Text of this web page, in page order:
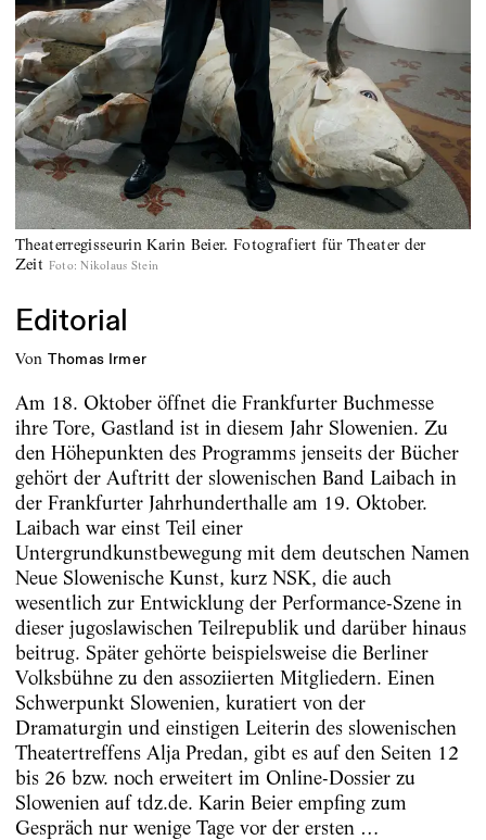
Theaterregisseurin Karin Beier. Fotografiert für Theater der
Zeit Foto: Nikolaus Stein
Editorial
von Thomas Irmer
Am 18. Oktober öffnet die Frankfurter Buchmesse
ihre Tore, Gastland ist in diesem Jahr Slowenien. Zu
den Höhepunkten des Programms jenseits der Bücher
gehört der Auftritt der slowenischen Band Laibach in
der Frankfurter Jahrhunderthalle am 19. Oktober.
Laibach war einst Teil einer
Untergrundkunstbewegung mit dem deutschen Namen
Neue Slowenische Kunst, kurz NSK, die auch
wesentlich zur Entwicklung der Performance-Szene in
dieser jugoslawischen Teilrepublik und darüber hinaus
beitrug. Später gehörte beispielsweise die Berliner
Volksbühne zu den assoziierten Mitgliedern. Einen
Schwerpunkt Slowenien, kuratiert von der
Dramaturgin und einstigen Leiterin des slowenischen
Theatertreffens Alja Predan, gibt es auf den Seiten 12
bis 26 bzw. noch erweitert im Online-Dossier zu
Slowenien auf tdz.de. Karin Beier empfing zum
Gespräch nur wenige Tage vor der ersten …